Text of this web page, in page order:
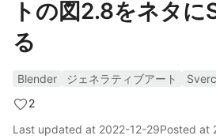
トの図2.8をネタ
る
Blender ジェネラティブアート
2
Last updated at 2022-12-29Posted at